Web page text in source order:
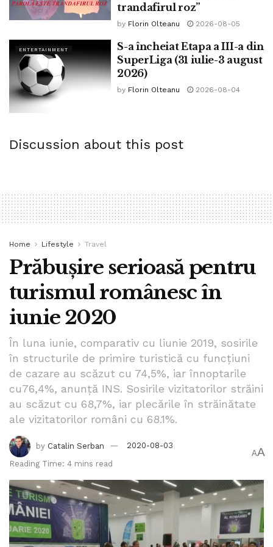
proiectie regizori
trandafirul roz”
by Florin Olteanu 2026-08-05
ENTERTAINMENT
S-a încheiat Etapa a III-a din
SuperLiga (31 iulie-3 august
2026)
by Florin Olteanu 2026-08-04
Discussion about this post
Home Lifestyle Travel
Prăbușire serioasă pentru
turismul românesc în
iunie 2020
În luna iunie, comparativ cu liunie 2019, sosirile
în structurile de primire turistică cu funcţiuni
de cazare au scăzut cu 74,5%, iar înnoptarile
cu76,4%, anunță INS. Sosirile vizitatorilor străini
au scăzut cu 68,7%, iar plecările în străinătate
ale vizitatorilor români cu 68.1%.
by Catalin Serban
2020-08-03
Reading Time: 4 mins read
AA